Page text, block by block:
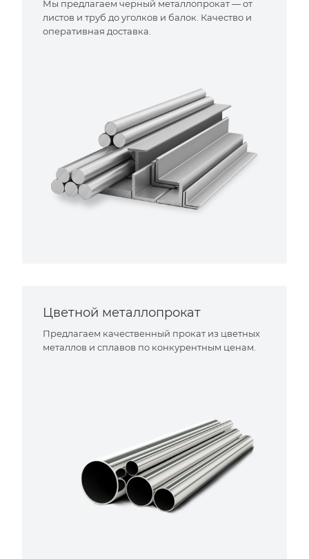
Мы предлагаем черный металлопрокат — от
листов и труб до уголков и балок. Качество и
оперативная доставка.
Цветной металлопрокат
Предлагаем качественный прокат из цветных
металлов и сплавов по конкурентным ценам.